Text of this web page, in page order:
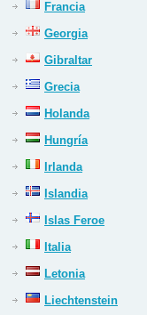
Francia
Georgia
Gibraltar
Grecia
Holanda
Hungría
Irlanda
Islandia
Islas Feroe
Italia
Letonia
Liechtenstein